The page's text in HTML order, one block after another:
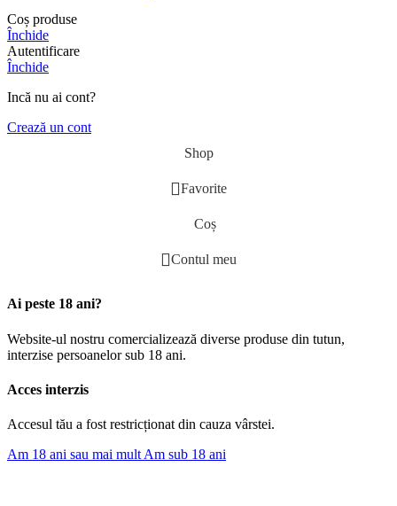
Coș produse
Închide
Autentificare
Închide
Incă nu ai cont?
Crează un cont
Shop
Favorite
Coș
Contul meu
Ai peste 18 ani?
Website-ul nostru comercializează diverse produse din tutun,
interzise persoanelor sub 18 ani.
Acces interzis
Accesul tău a fost restricționat din cauza vârstei.
Am 18 ani sau mai mult Am sub 18 ani